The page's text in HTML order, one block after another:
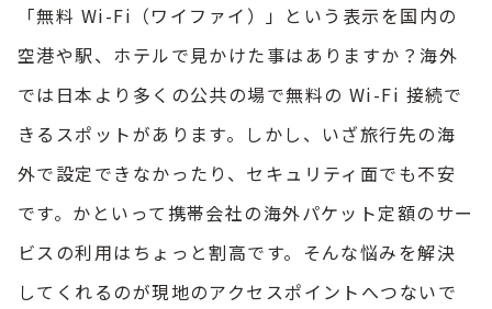
「無料 Wi-Fi（ワイファイ）」という表示を国内の
空港や駅、ホテルで見かけた事はありますか？海外
では日本より多くの公共の場で無料の Wi-Fi 接続で
きるスポットがあります。しかし、いざ旅行先の海
外で設定できなかったり、セキュリティ面でも不安
です。かといって携帯会社の海外パケット定額のサー
ビスの利用はちょっと割高です。そんな悩みを解決
してくれるのが現地のアクセスポイントへつないで